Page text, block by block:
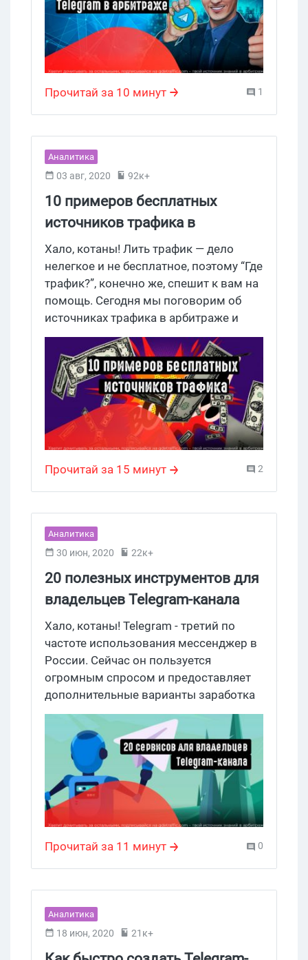
Прочитай за 10 минут 1
Аналитика
03 авг, 2020 92к+
10 примеров бесплатных
источников трафика в
арбитраже и CPA
Хало, котаны! Лить трафик — дело
нелегкое и не бесплатное, поэтому “Где
трафик?”, конечно же, спешит к вам на
помощь. Сегодня мы поговорим об
источниках трафика в арбитраже и
СРА, в которых можно обойтись без
денег.
Прочитай за 15 минут 2
Аналитика
30 июн, 2020 22к+
20 полезных инструментов для
владельцев Telegram-канала
Хало, котаны! Telegram - третий по
частоте использования мессенджер в
России. Сейчас он пользуется
огромным спросом и предоставляет
дополнительные варианты заработка
в интернете. Владелец популярного
телеграм-канала может заработать
приличные деньги, продавая свои
товары или рекламу. Мы составили
список инструментов, которые
облегчат и систематизируют жизнь
владельцев телеграм-каналов. Читай
получить свои плюшки в телеге.
Прочитай за 11 минут 0
Аналитика
18 июн, 2020 21к+